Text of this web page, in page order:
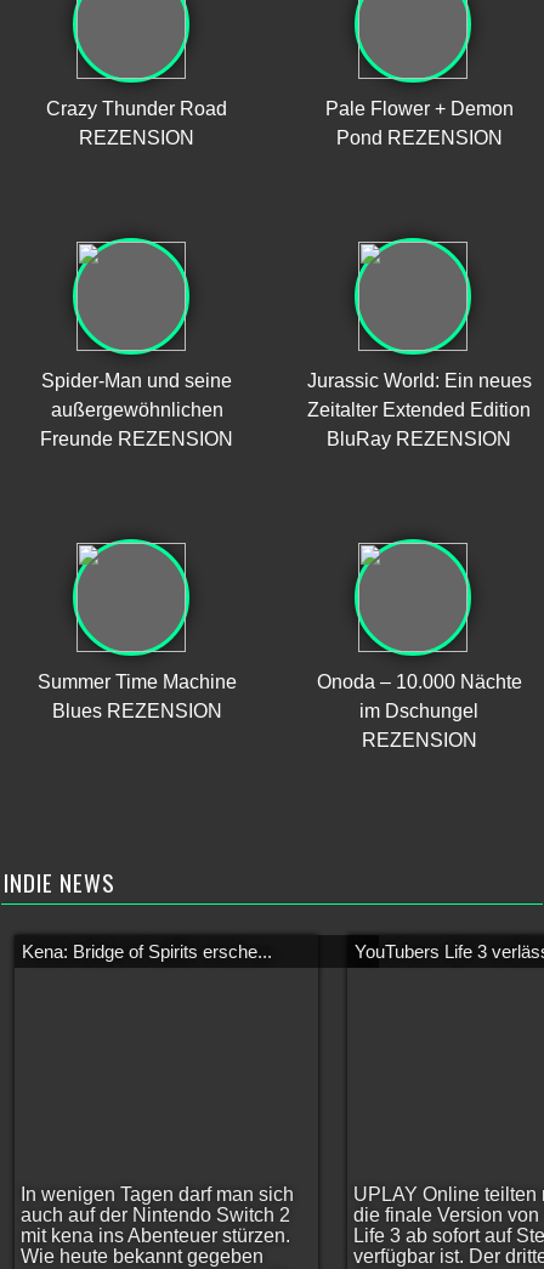
Crazy Thunder Road
REZENSION
Pale Flower + Demon
Pond REZENSION
Spider-Man und seine
außergewöhnlichen
Freunde REZENSION
Jurassic World: Ein neues
Zeitalter Extended Edition
BluRay REZENSION
Summer Time Machine
Blues REZENSION
Onoda – 10.000 Nächte
im Dschungel
REZENSION
INDIE NEWS
Kena: Bridge of Spirits ersche...
In wenigen Tagen darf man sich
auch auf der Nintendo Switch 2
mit kena ins Abenteuer stürzen.
Wie heute bekannt gegeben
YouTubers Life 3
UPLAY Online teilten
die finale Version von
Life 3 ab sofort auf
verfügbar ist. Der